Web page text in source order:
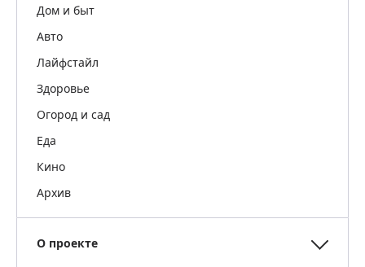
Дом и быт
Авто
Лайфстайл
Здоровье
Огород и сад
Еда
Кино
Архив
О проекте